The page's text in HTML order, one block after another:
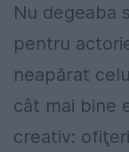
Nu degeaba
pentru
neapărat
cât mai bine
creativ: